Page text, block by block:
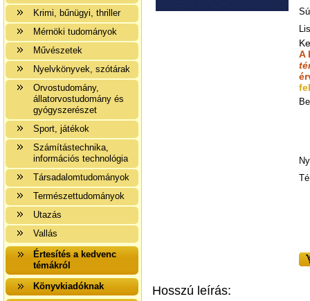
Krimi, bűnügyi, thriller
Mérnöki tudományok
Művészetek
Nyelvkönyvek, szótárak
Orvostudomány,
állatorvostudomány és
gyógyszerészet
Sport, játékok
Számítástechnika,
információs technológia
Társadalomtudományok
Természettudományok
Utazás
Vallás
Értesítés a kedvenc
témákról
Könyvkiadóknak
A
Hosszú leírás: